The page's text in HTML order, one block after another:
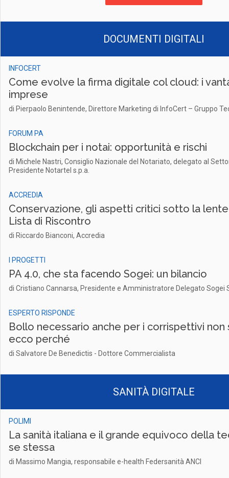
DOCUMENTI DIGITALI
INFOCERT
Come evolve la firma digitale col cloud: i
imprese
di Pierpaolo Benintende, Direttore Marketing di InfoCert – Gruppo
FORUM PA
Blockchain per i notai: opportunità e rischi
di Michele Nastri, Consiglio Nazionale del Notariato, delegato al
Presidente Notartel s.p.a.
ACCREDIA
Conservazione, gli aspetti critici sotto la
Lista di Riscontro
di Riccardo Bianconi, Accredia
I PROGETTI
PA 4.0, che sta facendo Sogei: un bilancio
di Cristiano Cannarsa, Presidente e Amministratore Delegato Sogei
ESPERTO RISPONDE
Bollo necessario anche per i corrispettivi
ecco perché
di Salvatore De Benedictis - Dottore Commercialista
SANITÀ DIGITALE
POLIMI
La sanità italiana e il grande equivoco della
se stessa
di Massimo Mangia, responsabile e-health Federsanità ANCI